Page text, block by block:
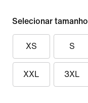
Selecionar tamanho
XS S
XXL 3XL